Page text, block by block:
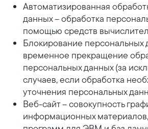
Автоматизированная
данных – обработка
помощью средств
Блокирование персональных
временное прекращение
персональных данных (за
случаев, если обработка
уточнения персональных
Веб-сайт – совокупность
информационных